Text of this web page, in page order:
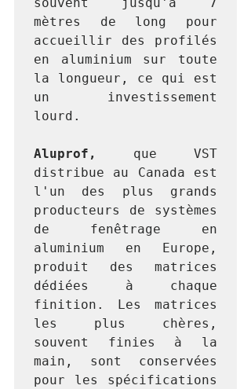
souvent jusqu'à 7
mètres de long pour
accueillir des profilés
en aluminium sur toute
la longueur, ce qui est
un investissement
lourd.
Aluprof,
que VST
distribue au Canada est
l'un des plus grands
producteurs de systèmes
de fenêtrage en
aluminium en Europe,
produit des matrices
dédiées à chaque
finition. Les matrices
les plus chères,
souvent finies à la
main, sont conservées
pour les spécifications